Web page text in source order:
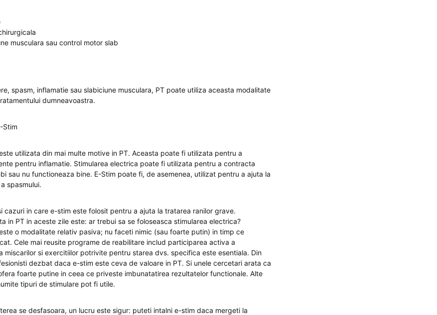
musculara sau control motor slab
spasm, inflamatie sau slabiciune musculara, PT poate utiliza aceasta modalitate
dumneavoastra.
Stim
utilizata din mai multe motive in PT. Aceasta poate fi utilizata pentru a
pentru inflamatie. Stimularea electrica poate fi utilizata pentru a contracta
sau nu functioneaza bine. E-Stim poate fi, de asemenea, utilizat pentru a ajuta la
spasmului.
cazuri in care e-stim este folosit pentru a ajuta la tratarea ranilor grave.
in PT in aceste zile este: ar trebui sa se foloseasca stimularea electrica?
o modalitate relativ pasiva; nu faceti nimic (sau foarte putin) in timp ce
Cele mai reusite programe de reabilitare includ participarea activa a
miscarilor si exercitiilor potrivite pentru starea dvs. specifica este esentiala. Din
dezbat daca e-stim este ceva de valoare in PT. Si unele cercetari arata ca
foarte putine in ceea ce priveste imbunatatirea rezultatelor functionale. Alte
tipuri de stimulare pot fi utile.
se desfasoara, un lucru este sigur: puteti intalni e-stim daca mergeti la